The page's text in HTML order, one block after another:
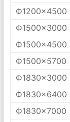
Ф1200×4500
Ф1500×3000
Ф1500×4500
Ф1500×5700
Ф1830×3000
Ф1830×6400
Ф1830×7000